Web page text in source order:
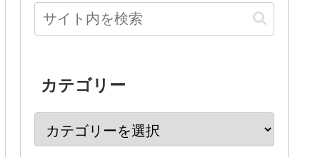
カテゴリー